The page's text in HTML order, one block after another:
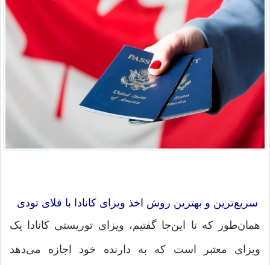
سریع‌ترین و بهترین روش اخذ ویزای کانادا با فلای تودی
همان‌طور که تا این‌جا گفتیم، ویزای توریستی کانادا یک
ویزای معتبر است که به دارنده خود اجازه می‌دهد